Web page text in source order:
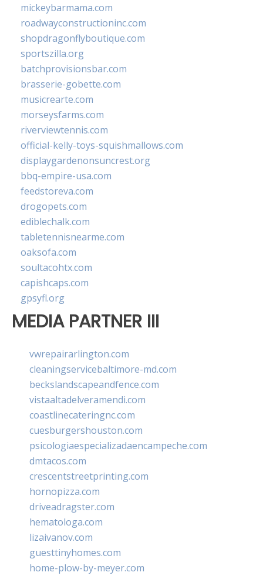
mickeybarmama.com
roadwayconstructioninc.com
shopdragonflyboutique.com
sportszilla.org
batchprovisionsbar.com
brasserie-gobette.com
musicrearte.com
morseysfarms.com
riverviewtennis.com
official-kelly-toys-squishmallows.com
displaygardenonsuncrest.org
bbq-empire-usa.com
feedstoreva.com
drogopets.com
ediblechalk.com
tabletennisnearme.com
oaksofa.com
soultacohtx.com
capishcaps.com
gpsyfl.org
MEDIA PARTNER III
vwrepairarlington.com
cleaningservicebaltimore-md.com
beckslandscapeandfence.com
vistaaltadelveramendi.com
coastlinecateringnc.com
cuesburgershouston.com
psicologiaespecializadaencampeche.com
dmtacos.com
crescentstreetprinting.com
hornopizza.com
driveadragster.com
hematologa.com
lizaivanov.com
guesttinyhomes.com
home-plow-by-meyer.com